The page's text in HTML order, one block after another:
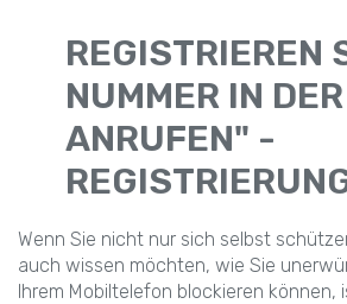
REGISTRIEREN
NUMMER IN
ANRUFEN" -
Wenn Sie nicht nur sich selbst
auch wissen möchten, wie Sie
Ihrem Mobiltelefon blockieren können,